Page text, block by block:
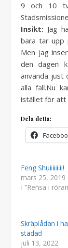
9 och 10
Insikt: Jag
bara tar upp
Men jag
den dagen
använda just
alla fall.Nu
istället för att
Dela detta:
Feng Shuiiiiiiiii!
mars 25, 2019
I ”Rensa i
Skräplådan i
städad
juli 13, 2022